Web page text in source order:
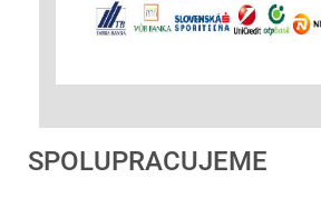
SPOLUPRACUJEME